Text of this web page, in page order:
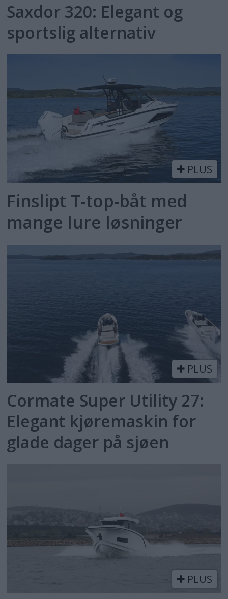
Saxdor 320: Elegant og
sportslig alternativ
PLUS
Finslipt T-top-båt med
mange lure løsninger
PLUS
Cormate Super Utility 27:
Elegant kjøremaskin for
glade dager på sjøen
PLUS